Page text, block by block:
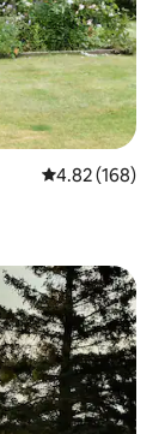
Calificación
4.82 (168)